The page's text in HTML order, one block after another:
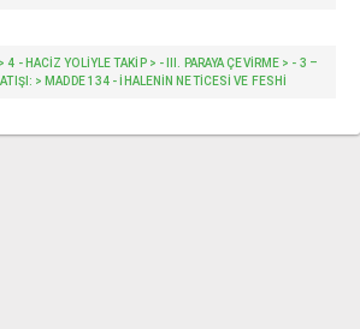
4 - HACIZ YOLIYLE TAKIP > - III. PARAYA ÇEVİRME > - 3 –
> MADDE 134 - İHALENIN NETICESI VE FESHI